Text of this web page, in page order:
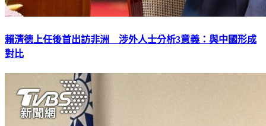
賴清德上任後首出訪非洲 涉外人士分析3意義：與中國形成
對比